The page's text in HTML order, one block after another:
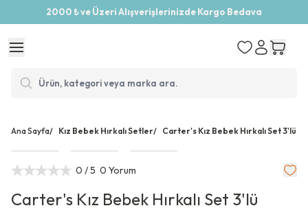
2000 ₺ ve Üzeri Alışverişlerinizde Kargo Bedava
Ana Sayfa/ Kız Bebek Hırkalı Setler/ Carter's Kız Bebek Hırkalı Set 3'lü
0 / 5 0 Yorum
Carter's Kız Bebek Hırkalı Set 3'lü